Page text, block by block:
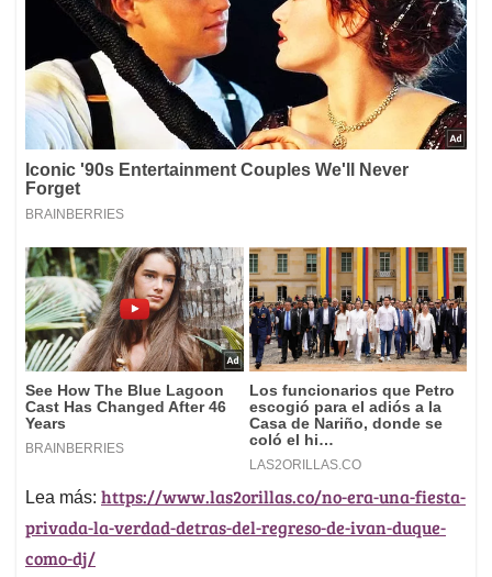
Lea más: https://www.las2orillas.co/no-era-una-fiesta-
privada-la-verdad-detras-del-regreso-de-ivan-duque-
como-dj/